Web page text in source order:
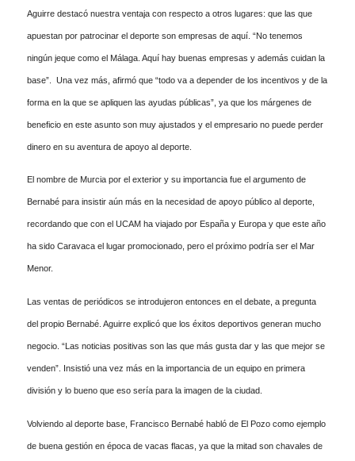
Aguirre destacó nuestra ventaja con respecto a otros lugares: que las que
apuestan por patrocinar el deporte son empresas de aquí. “No tenemos
ningún jeque como el Málaga. Aquí hay buenas empresas y además cuidan la
base”. Una vez más, afirmó que “todo va a depender de los incentivos y de la
forma en la que se apliquen las ayudas públicas”, ya que los márgenes de
beneficio en este asunto son muy ajustados y el empresario no puede perder
dinero en su aventura de apoyo al deporte.
El nombre de Murcia por el exterior y su importancia fue el argumento de
Bernabé para insistir aún más en la necesidad de apoyo público al deporte,
recordando que con el UCAM ha viajado por España y Europa y que este año
ha sido Caravaca el lugar promocionado, pero el próximo podría ser el Mar
Menor.
Las ventas de periódicos se introdujeron entonces en el debate, a pregunta
del propio Bernabé. Aguirre explicó que los éxitos deportivos generan mucho
negocio. “Las noticias positivas son las que más gusta dar y las que mejor se
venden”. Insistió una vez más en la importancia de un equipo en primera
división y lo bueno que eso sería para la imagen de la ciudad.
Volviendo al deporte base, Francisco Bernabé habló de El Pozo como ejemplo
de buena gestión en época de vacas flacas, ya que la mitad son chavales de